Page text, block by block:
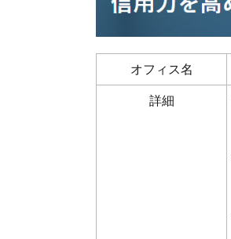
オフィス名
詳細